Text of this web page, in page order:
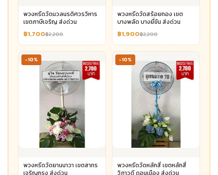
พวงหรีดวัดนวลนรดิศวรวิหาร
เขตภาษีเจริญ ส่งด่วน
฿1,700฿2,200
พวงหรีดวัดสร้อยทอง เขต
บางพลัด บางยี่ขัน ส่งด่วน
฿1,900฿2,200
-10%
พวงหรีดวัดยานนาวา เขตสาทร
เจริญกรุง ส่งด่วน
-10%
พวงหรีดวัดหลักสี่ เขตหลักสี่
วิภาวดี ดอนเมือง ส่งด่วน